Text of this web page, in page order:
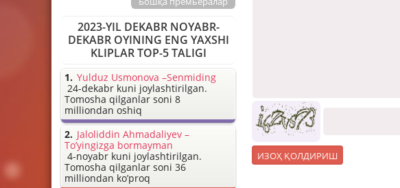
2023-YIL DEKABR NOYABR-
DEKABR OYINING ENG YAXSHI
KLIPLAR TOP-5 TALIGI
Yulduz Usmonova –Senmiding
24-dekabr kuni joylashtirilgan.
Tomosha qilganlar soni 8
milliondan oshiq
Jaloliddin Ahmadaliyev –
To’yingizga bormayman
4-noyabr kuni joylashtirilgan.
Tomosha qilganlar soni 36
milliondan ko’proq